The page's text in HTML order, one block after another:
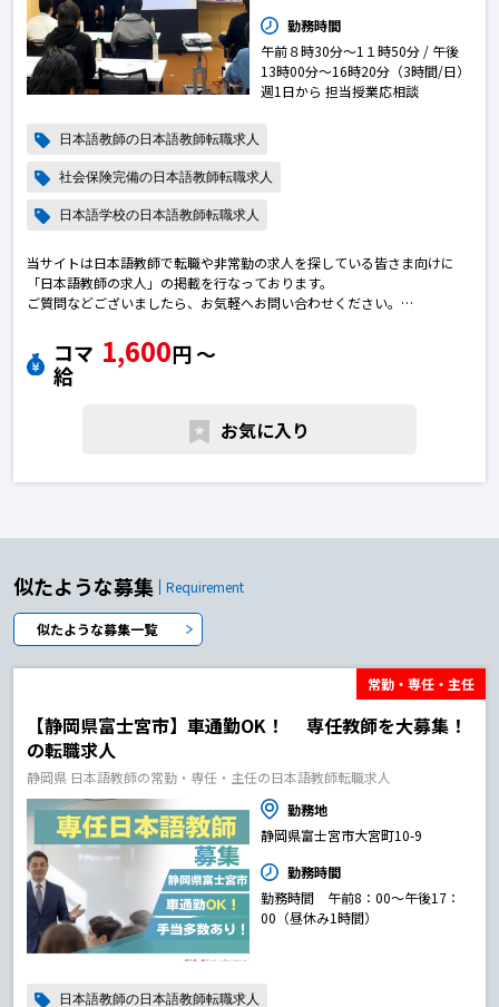
勤務時間
午前８時30分～1１時50分 / 午後
13時00分～16時20分（3時間/日）
週1日から 担当授業応相談
日本語教師の日本語教師転職求人
社会保険完備の日本語教師転職求人
日本語学校の日本語教師転職求人
当サイトは日本語教師で転職や非常勤の求人を探している皆さま向けに
「日本語教師の求人」の掲載を行なっております。
ご質問などございましたら、お気軽へお問い合わせください。
※求人によっては募集が終了している場合がございます。予めご了承下さ
い。日本語教師の転職求人
コマ
給
1,600円 〜
お気に入り
似たような募集 Requirement
似たような募集一覧
常勤・専任・主任
【静岡県富士宮市】車通勤OK！ 専任教師を大募集！
の転職求人
静岡県 日本語教師の常勤・専任・主任の日本語教師転職求人
勤務地
静岡県富士宮市大宮町10-9
勤務時間
勤務時間 午前8：00～午後17：
00（昼休み1時間）
日本語教師の日本語教師転職求人